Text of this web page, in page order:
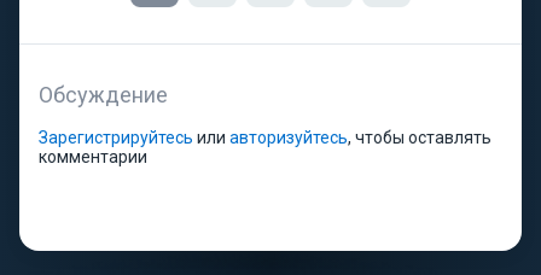
Обсуждение
Зарегистрируйтесь или авторизуйтесь, чтобы оставлять
комментарии